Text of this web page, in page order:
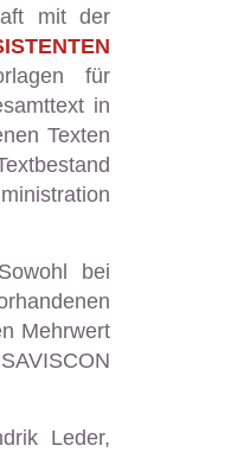
mit der
für
in
Texten
bei
Mehrwert
Leder,